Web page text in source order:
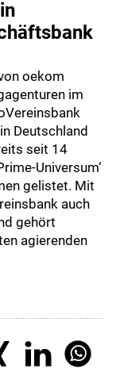
oekom
im
Deutschland
seit 14
Universum‘
gelistet. Mit
auch
gehört
agierenden